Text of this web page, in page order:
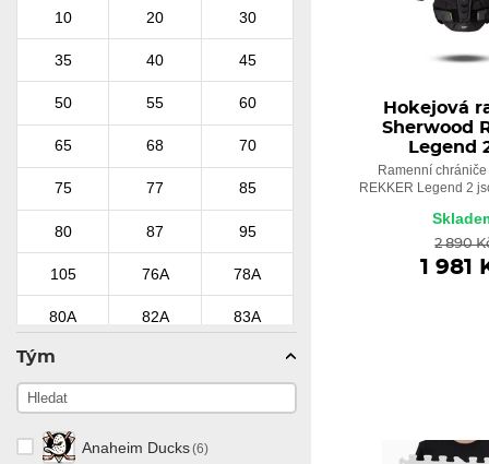
Next(8)
Nexus
(17)
(19)
(2)
Rekker(63)
Flare Skate Blade
(6)
Grit(1)
Hecostix(1)
InGlasCo (9)
10 20 30
35 40 45
50 55 60
65 68 70
75 77 85
80 87 95
105 76A 78A
80A 82A 83A
85A
Soft
Tým
Anaheim Ducks(6)
Hokejová
Sherwood
Legend
Ramenní
REKKER Legend 2
2 890
1 981